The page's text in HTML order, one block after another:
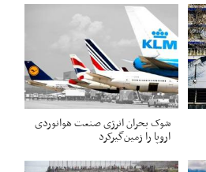
شوک بحران انرژی صنعت هوانوردی
اروپا را زمین‌گیر‌کرد